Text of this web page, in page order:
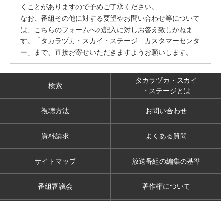
くことがありますので予めご了承ください。
なお、番組その他に対する要望やお問い合わせ等について
は、こちらのフォームへの記入に対しお答え致しかねま
す。「タカラヅカ・スカイ・ステージ カスタマーセンタ
ー」まで、直接お寄せいただきますようお願いします。
検索
タカラヅカ・スカイ
・ステージとは
視聴方法 お問い合わせ
資料請求 よくある質問
サイトマップ 放送番組の編集の基準
番組審議会 著作権について